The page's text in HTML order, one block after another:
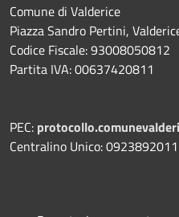
Comune di Valderice
Piazza Sandro Pertini,
Codice Fiscale: 93008050812
Partita IVA: 00637420811
PEC:
Centralino Unico: 0923892011